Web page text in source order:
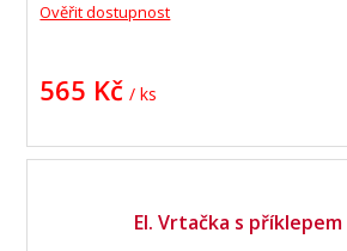
Ověřit dostupnost
565 Kč / ks
El. Vrtačka s příklepem